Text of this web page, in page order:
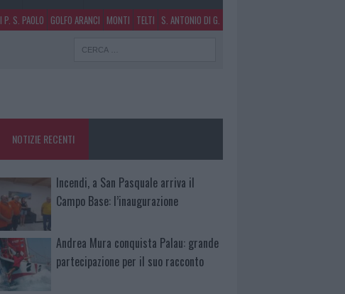
P. S. PAOLO GOLFO ARANCI MONTI TELTI S. ANTONIO DI G.
NOTIZIE RECENTI
Incendi, a San Pasquale arriva il
Campo Base: l’inaugurazione
Andrea Mura conquista Palau: grande
partecipazione per il suo racconto